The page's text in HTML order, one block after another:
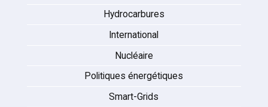
Hydrocarbures
International
Nucléaire
Politiques énergétiques
Smart-Grids